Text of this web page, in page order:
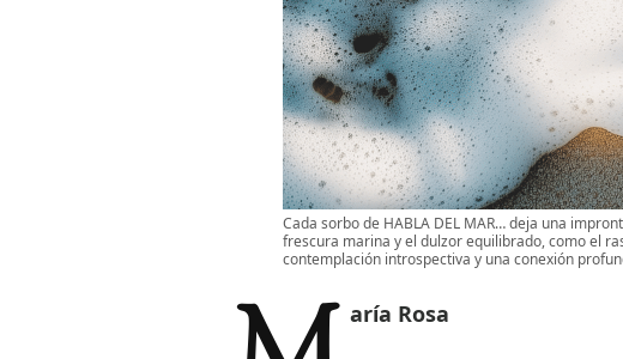
Cada sorbo de HABLA DEL MAR… deja una
frescura marina y el dulzor equilibrado, como el
contemplación introspectiva y una conexión
María Rosa